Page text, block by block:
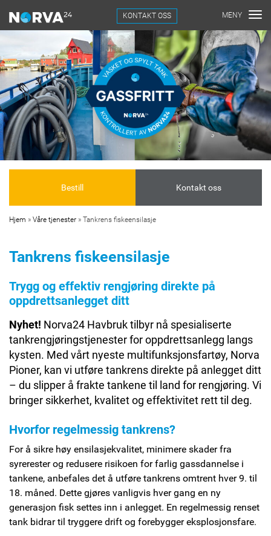
KONTAKT OSS
Bestill Kontakt oss
Hjem » Våre tjenester » Tankrens fiskeensilasje
Tankrens fiskeensilasje
Trygg og effektiv rengjøring direkte på
oppdrettsanlegget ditt
Nyhet! Norva24 Havbruk tilbyr nå spesialiserte
tankrengjøringstjenester for oppdrettsanlegg langs
kysten. Med vårt nyeste multifunksjonsfartøy, Norva
Pioner, kan vi utføre tankrens direkte på anlegget ditt
– du slipper å frakte tankene til land for rengjøring. Vi
bringer sikkerhet, kvalitet og effektivitet rett til deg.
Hvorfor regelmessig tankrens?
For å sikre høy ensilasjekvalitet, minimere skader fra
syrerester og redusere risikoen for farlig gassdannelse i
tankene, anbefales det å utføre tankrens omtrent hver 9. til
18. måned. Dette gjøres vanligvis hver gang en ny
generasjon fisk settes inn i anlegget. En regelmessig renset
tank bidrar til tryggere drift og forebygger eksplosjonsfare.